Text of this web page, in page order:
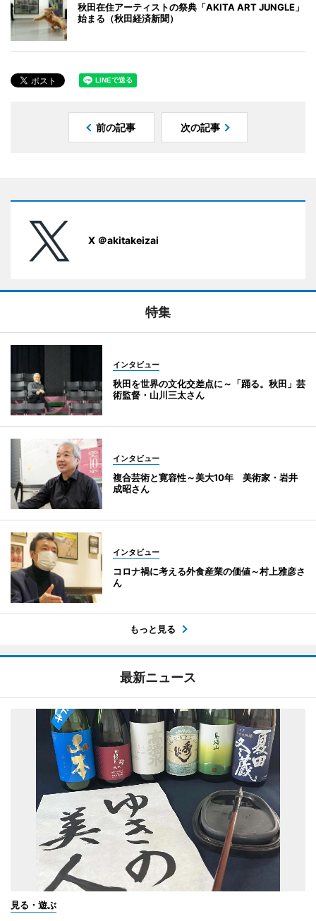
秋田在住アーティストの祭典「AKITA ART JUNGLE」
始まる（秋田経済新聞）
前の記事 次の記事
X ＠akitakeizai
特集
インタビュー
秋田を世界の文化交差点に～「踊る。秋田」芸
術監督・山川三太さん
インタビュー
複合芸術と寛容性～美大10年 美術家・岩井
成昭さん
インタビュー
コロナ禍に考える外食産業の価値～村上雅彦さ
ん
もっと見る
最新ニュース
見る・遊ぶ